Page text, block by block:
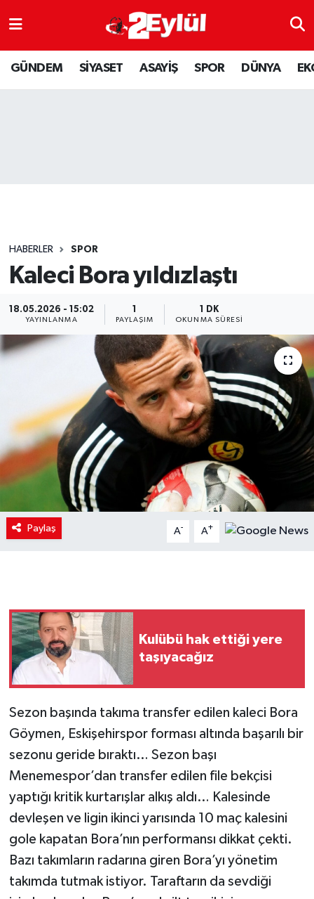
GÜNDEM SİYASET ASAYİŞ SPOR DÜNYA
HABERLER SPOR
Kaleci Bora yıldızlaştı
18.05.2026 - 15:02
YAYINLANMA
1
PAYLAŞIM
1 DK
OKUNMA SÜRESI
Paylaş A- A+
Kulübü hak ettiği yere
taşıyacağız
Sezon başında takıma transfer edilen kaleci Bora
Göymen, Eskişehirspor forması altında başarılı bir
sezonu geride bıraktı… Sezon başı
Menemespor’dan transfer edilen file bekçisi
yaptığı kritik kurtarışlar alkış aldı… Kalesinde
devleşen ve ligin ikinci yarısında 10 maç kalesini
gole kapatan Bora’nın performansı dikkat çekti.
Bazı takımların radarına giren Bora’yı yönetim
takımda tutmak istiyor. Taraftarın da sevdiği
ASAYİŞ
DÜNYA
SPOR
YAŞAM
Nöbetçi Eczaneler
Hava Durumu
Son Dakika Haberleri
Haber Arşivi